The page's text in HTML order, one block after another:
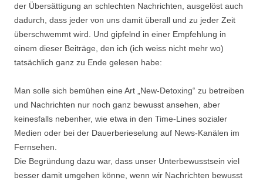
der Übersättigung an schlechten Nachrichten, ausgelöst auch
dadurch, dass jeder von uns damit überall und zu jeder Zeit
überschwemmt wird. Und gipfelnd in einer Empfehlung in
einem dieser Beiträge, den ich (ich weiss nicht mehr wo)
tatsächlich ganz zu Ende gelesen habe:
Man solle sich bemühen eine Art „New-Detoxing“ zu betreiben
und Nachrichten nur noch ganz bewusst ansehen, aber
keinesfalls nebenher, wie etwa in den Time-Lines sozialer
Medien oder bei der Dauerberieselung auf News-Kanälen im
Fernsehen.
Die Begründung dazu war, dass unser Unterbewusstsein viel
besser damit umgehen könne, wenn wir Nachrichten bewusst